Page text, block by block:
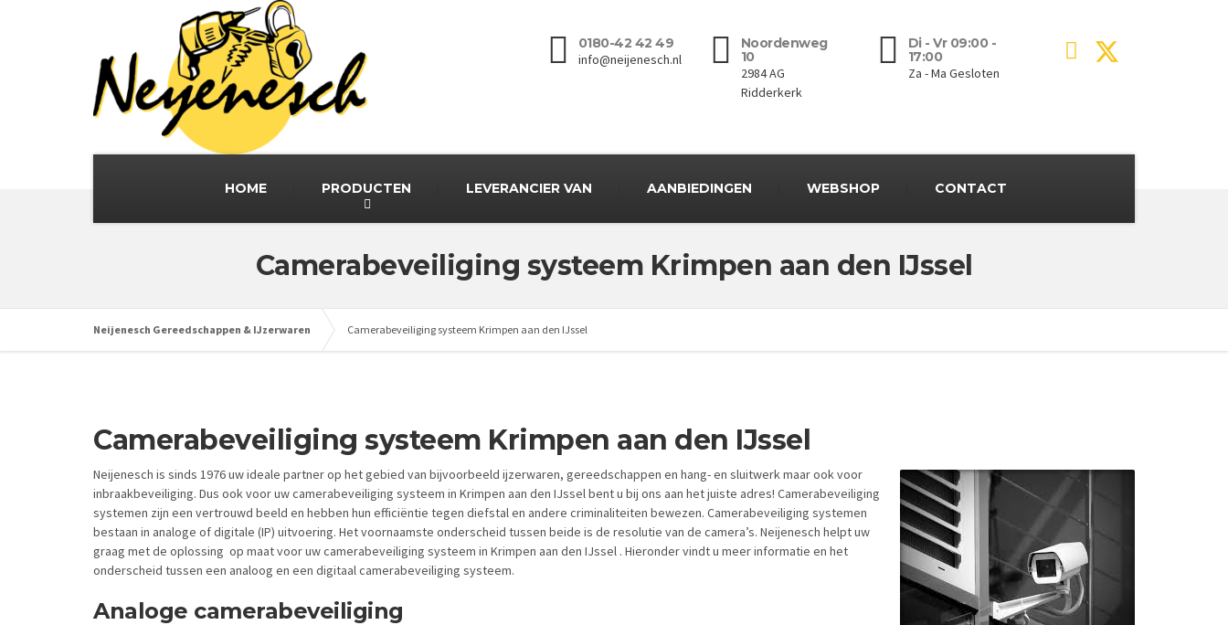
0180-42 42 49
info@neijenesch.nl
Noordenweg
10
2984 AG
Ridderkerk
Di - Vr 09:00 -
17:00
Za - Ma Gesloten
HOME PRODUCTEN LEVERANCIER VAN AANBIEDINGEN WEBSHOP CONTACT
Camerabeveiliging systeem Krimpen aan den IJssel
Neijenesch Gereedschappen & IJzerwaren Camerabeveiliging systeem Krimpen aan den IJssel
Camerabeveiliging systeem Krimpen aan den IJssel
Neijenesch is sinds 1976 uw ideale partner op het gebied van bijvoorbeeld ijzerwaren, gereedschappen en hang- en sluitwerk maar ook voor
inbraakbeveiliging. Dus ook voor uw camerabeveiliging systeem in Krimpen aan den IJssel bent u bij ons aan het juiste adres! Camerabeveiliging
systemen zijn een vertrouwd beeld en hebben hun efficiëntie tegen diefstal en andere criminaliteiten bewezen. Camerabeveiliging systemen
bestaan in analoge of digitale (IP) uitvoering. Het voornaamste onderscheid tussen beide is de resolutie van de camera’s. Neijenesch helpt uw
graag met de oplossing op maat voor uw camerabeveiliging systeem in Krimpen aan den IJssel . Hieronder vindt u meer informatie en het
onderscheid tussen een analoog en een digitaal camerabeveiliging systeem.
Analoge camerabeveiliging